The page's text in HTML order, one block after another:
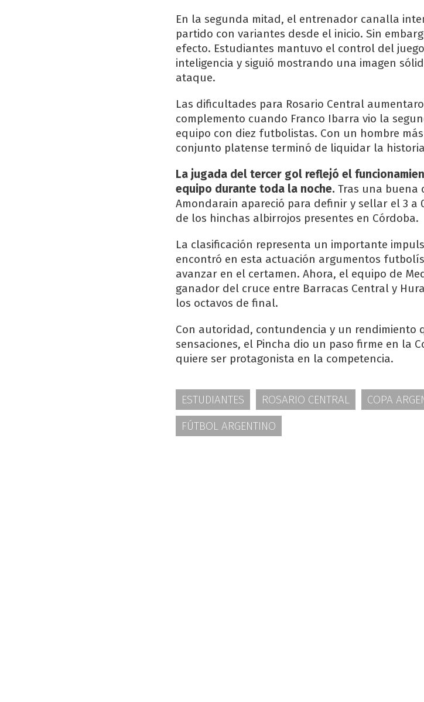
En la segunda mitad, el entrenador canalla
partido con variantes desde el inicio. Sin
efecto. Estudiantes mantuvo el control del
inteligencia y siguió mostrando una imagen
ataque.
Las dificultades para Rosario Central
complemento cuando Franco Ibarra vio la
equipo con diez futbolistas. Con un hombre
conjunto platense terminó de liquidar la
La jugada del tercer gol reflejó el
equipo durante toda la noche. Tras una buena
Amondarain apareció para definir y sellar el 3
de los hinchas albirrojos presentes en Córdoba.
La clasificación representa un importante
encontró en esta actuación argumentos
avanzar en el certamen. Ahora, el equipo de
ganador del cruce entre Barracas Central y
los octavos de final.
Con autoridad, contundencia y un rendimiento
sensaciones, el Pincha dio un paso firme en la
quiere ser protagonista en la competencia.
ESTUDIANTES ROSARIO CENTRAL COPA
FÚTBOL ARGENTINO